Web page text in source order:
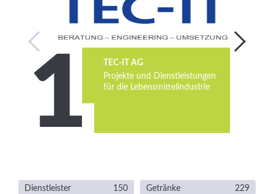
Newsletter
TEC-IT AG
Projekte und Dienstleistungen
für die Lebensmittelindustrie
Dienstleister 150 Getränke 229